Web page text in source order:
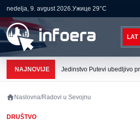
nedelja, 9. avgust 2026.Ужице 29°C
LAT
NAJNOVIJE Jedinstvo Putevi ubedljivo
Naslovna/Radovi u Sevojnu
DRUŠTVO